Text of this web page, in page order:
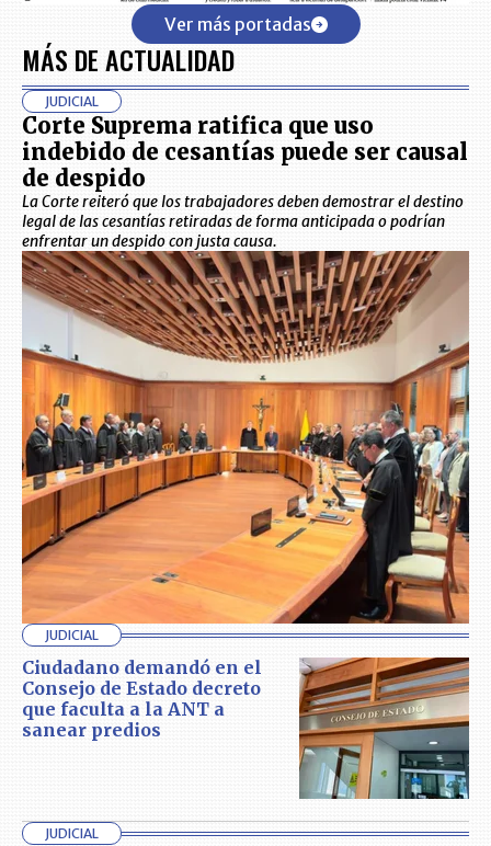
Ver más portadas
MÁS DE ACTUALIDAD
JUDICIAL
Corte Suprema ratifica que uso
indebido de cesantías puede ser causal
de despido
La Corte reiteró que los trabajadores deben demostrar el destino
legal de las cesantías retiradas de forma anticipada o podrían
enfrentar un despido con justa causa.
JUDICIAL
Ciudadano demandó en el
Consejo de Estado decreto
que faculta a la ANT a
sanear predios
JUDICIAL